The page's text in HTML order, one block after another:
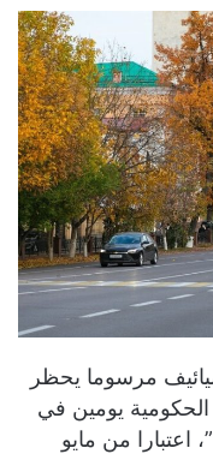
مرسوما يحظر
يومين في
من مايو